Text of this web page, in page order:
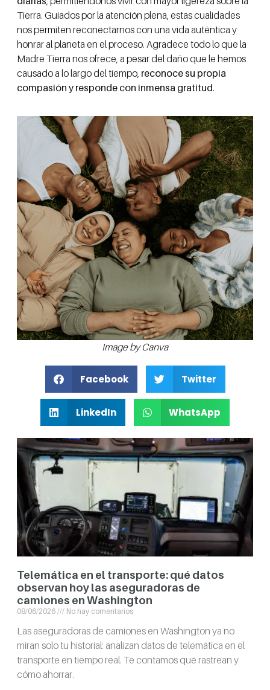
Tierra. Guiados por la atención plena, estas cualidades
nos permiten reconectarnos con una vida auténtica y
honrar al planeta en el proceso. Agradece todo lo que la
Madre Tierra nos ofrece, a pesar del daño que le hemos
causado a lo largo del tiempo, reconoce su propia
compasión y responde con inmensa gratitud.
Image by Canva
Facebook Twitter
LinkedIn WhatsApp
Telemática en el transporte: qué datos
observan hoy las aseguradoras de
camiones en Washington
08/06/2026 No hay comentarios
Las aseguradoras de camiones en Washington ya no
miran solo tu historial: analizan datos de telemática en el
transporte en tiempo real. Te contamos qué rastrean y
cómo ahorrar.